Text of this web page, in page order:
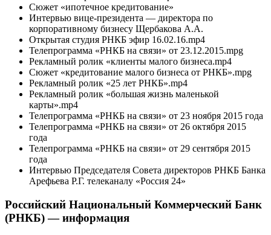
Сюжет «ипотечное кредитование»
Интервью вице-президента — директора по
корпоративному бизнесу Щербакова А.А.
Открытая студия РНКБ эфир 16.02.16.mp4
Телепрограмма «РНКБ на связи» от 23.12.2015.mpg
Рекламный ролик «клиенты малого бизнеса.mp4
Сюжет «кредитование малого бизнеса от РНКБ».mpg
Рекламный ролик «25 лет РНКБ».mp4
Рекламный ролик «большая жизнь маленькой
карты».mp4
Телепрограмма «РНКБ на связи» от 23 ноября 2015 года
Телепрограмма «РНКБ на связи» от 26 октября 2015
года
Телепрограмма «РНКБ на связи» от 29 сентября 2015
года
Интервью Председателя Совета директоров РНКБ Банка
Арефьева Р.Г. телеканалу «Россия 24»
Российский Национальный Коммерческий Банк
(РНКБ) — информация